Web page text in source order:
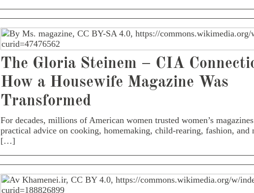
The Gloria Steinem – CIA
How a Housewife Magazine Was
Transformed
For decades, millions of American women trusted women’s
practical advice on cooking, homemaking, child-rearing, fashion, and
[…]